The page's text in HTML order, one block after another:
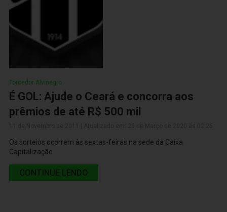
Torcedor Alvinegro
É GOL: Ajude o Ceará e concorra aos
prêmios de até R$ 500 mil
Os sorteios ocorrem às sextas-feiras na sede da Caixa
Capitalização
CONTINUE LENDO